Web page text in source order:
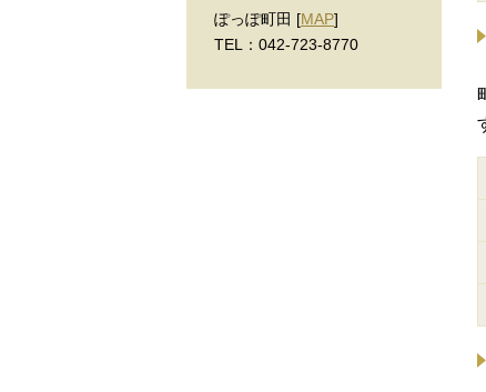
ぽっぽ町田 [MAP]
TEL：042-723-8770